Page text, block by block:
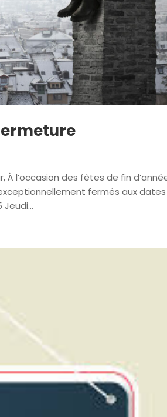
l’occasion des fêtes de fin
fermés aux dates